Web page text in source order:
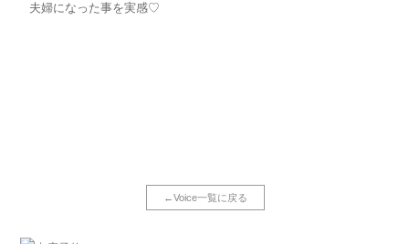
夫婦になった事を実感♡
←Voice一覧に戻る